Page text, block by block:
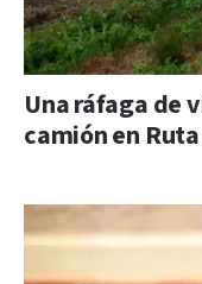
Una ráfaga de
camión en